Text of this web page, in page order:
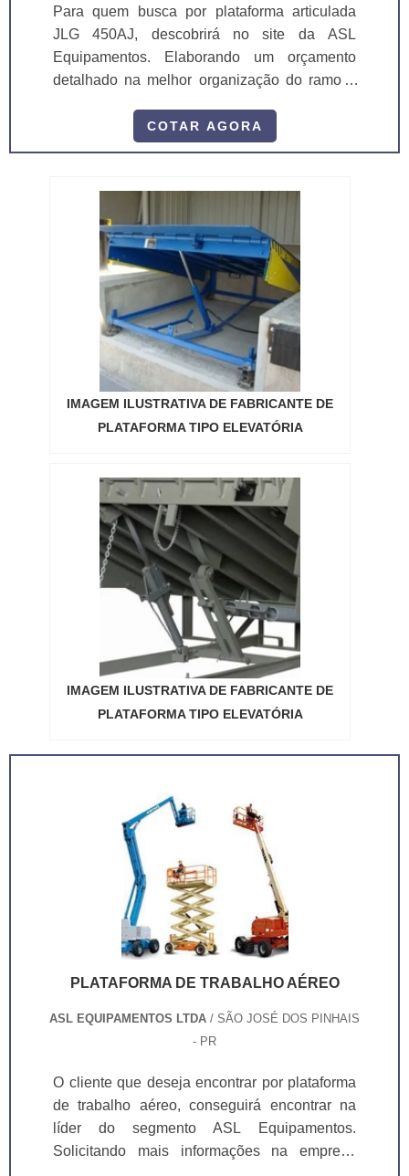
Para quem busca por plataforma articulada
JLG 450AJ, descobrirá no site da ASL
Equipamentos. Elaborando um orçamento
detalhado na melhor organização do ramo e
Quando a temática é plataforma articulada
JLG 450AJ, com a ASL Equipamentos atingirá
resultados dos clientes. DIFERENCIAIS
IMPORTANTES DE PLATAFORMA
ARTICULADA JLG 450AJ Há muitas
maneiras eficientes de...
COTAR AGORA
IMAGEM ILUSTRATIVA DE FABRICANTE DE
PLATAFORMA TIPO ELEVATÓRIA
IMAGEM ILUSTRATIVA DE FABRICANTE DE
PLATAFORMA TIPO ELEVATÓRIA
PLATAFORMA DE TRABALHO AÉREO
ASL EQUIPAMENTOS LTDA / SÃO JOSÉ DOS PINHAIS
- PR
O cliente que deseja encontrar por plataforma
de trabalho aéreo, conseguirá encontrar na
líder do segmento ASL Equipamentos.
Solicitando mais informações na empresa